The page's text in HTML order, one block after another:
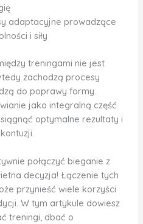
adaptacyjne prowadzące
i siły
treningami nie jest
zachodzą procesy
do poprawy formy.
jako integralną część
optymalne rezultaty i
połączyć bieganie z
decyzja! Łączenie tych
przynieść wiele korzyści
W tym artykule dowiesz
treningi, dbać o